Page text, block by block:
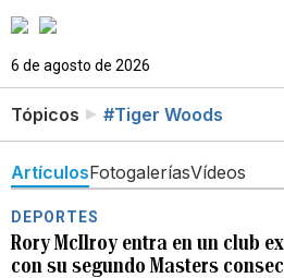
6 de agosto de 2026
Tópicos #Tiger Woods
ArtículosFotogaleríasVídeos
DEPORTES
Rory McIlroy entra en un club
con su segundo Masters